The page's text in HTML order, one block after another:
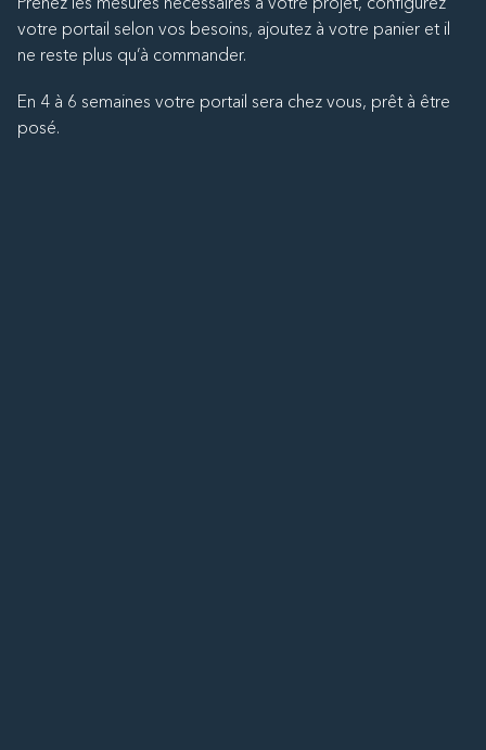
votre portail selon vos besoins, ajoutez à votre panier et il
ne reste plus qu’à commander.
En 4 à 6 semaines votre portail sera chez vous, prêt à être
posé.